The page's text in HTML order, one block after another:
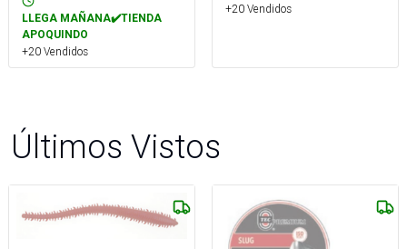
LLEGA MAÑANA✔️TIENDA
APOQUINDO
+20 Vendidos
+20 Vendidos
Últimos Vistos